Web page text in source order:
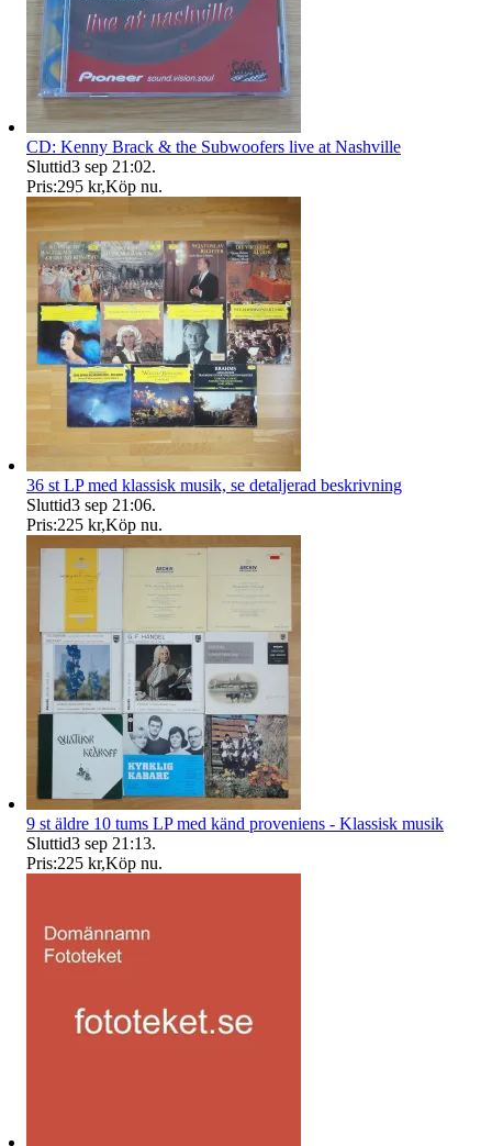
CD: Kenny Brack & the Subwoofers live at Nashville
Sluttid3 sep 21:02.
Pris:295 kr,Köp nu.
36 st LP med klassisk musik, se detaljerad beskrivning
Sluttid3 sep 21:06.
Pris:225 kr,Köp nu.
9 st äldre 10 tums LP med känd proveniens - Klassisk musik
Sluttid3 sep 21:13.
Pris:225 kr,Köp nu.